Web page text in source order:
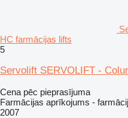
HC farmācijas lifts
5
Servolift SERVOLIFT -
Cena pēc pieprasījuma
Farmācijas aprīkojums -
2007